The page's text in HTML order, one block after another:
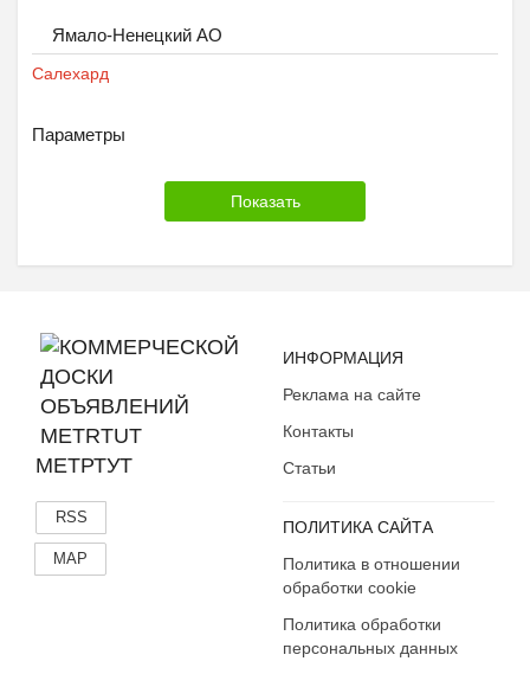
Ямало-Ненецкий АО
Салехард
Параметры
МЕТРТУТ
RSS
MAP
ИНФОРМАЦИЯ
Реклама на сайте
Контакты
Статьи
ПОЛИТИКА САЙТА
Политика в отношении
обработки cookie
Политика обработки
персональных данных